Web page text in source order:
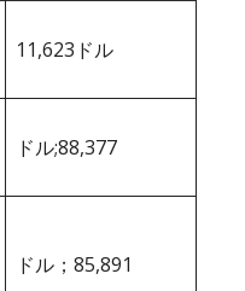
11,623ドル
ドル;88,377
ドル；85,891